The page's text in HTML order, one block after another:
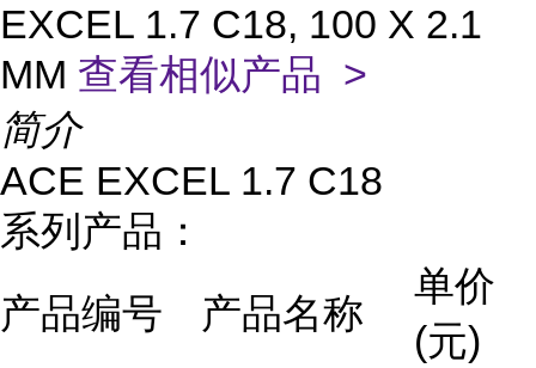
EXCEL 1.7 C18, 100 X 2.1
MM 查看相似产品 >
简介
ACE EXCEL 1.7 C18
系列产品：
产品编号
产品名称
单价
(元)